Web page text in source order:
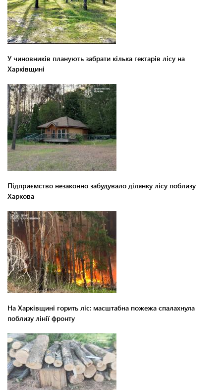
У чиновників планують забрати кілька гектарів лісу на
Харківщині
Підприємство незаконно забудувало ділянку лісу поблизу
Харкова
На Харківщині горить ліс: масштабна пожежа спалахнула
поблизу лінії фронту